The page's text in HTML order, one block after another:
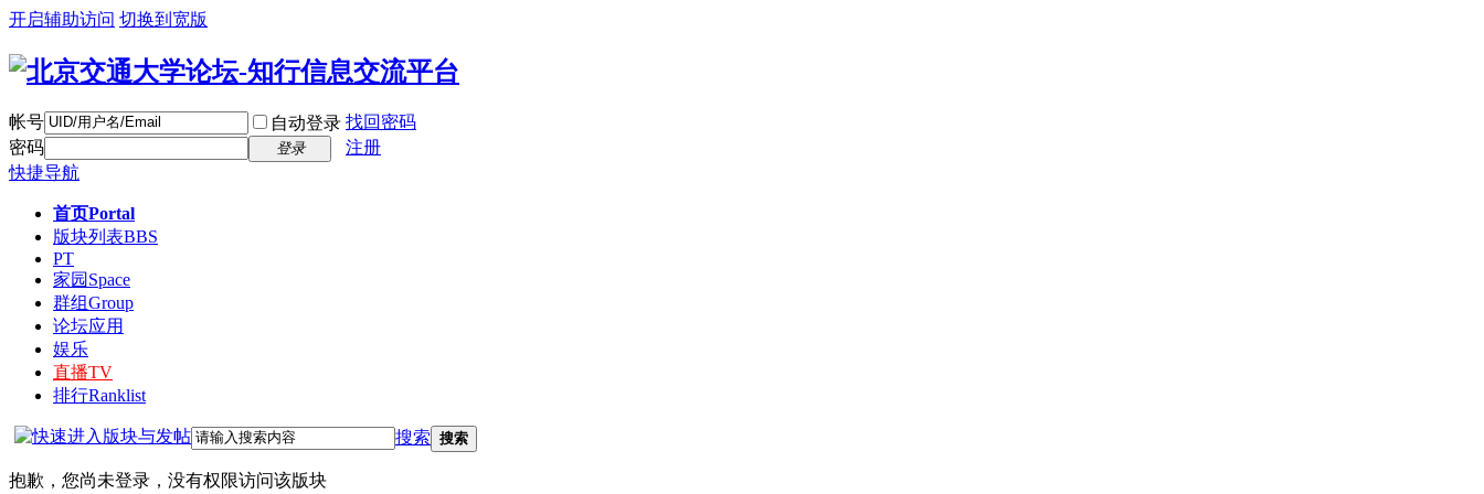
开启辅助访问 切换到宽版
帐号 自动登录 找回密码
密码
登录
注册
快捷导航
首页Portal
版块列表BBS
PT
家园 Space
群组Group
论坛应用
娱乐
直播TV
排行Ranklist
搜索 搜索
抱歉，您尚未登录，没有权限访问该版块